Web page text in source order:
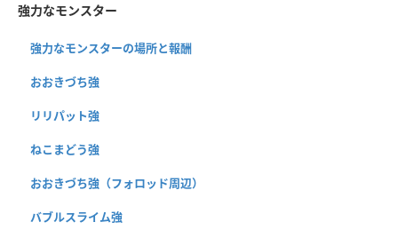
強力なモンスター
強力なモンスターの場所と報酬
おおきづち強
リリパット強
ねこまどう強
おおきづち強（フォロッド周辺）
バブルスライム強